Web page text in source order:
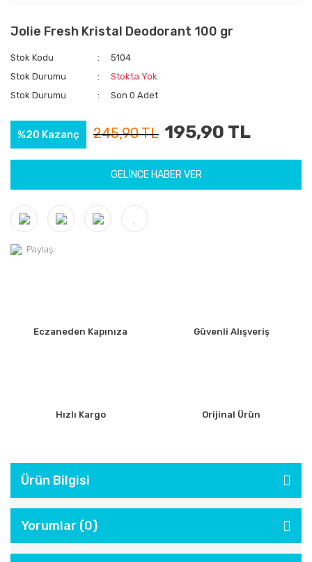
Jolie Fresh Kristal Deodorant 100 gr
Stok Kodu
5104
Stok Durumu
Stokta Yok
Stok Durumu
Son 0 Adet
%20 Kazanç 245,90 TL 195,90 TL
GELİNCE HABER VER
Paylaş
Eczaneden Kapınıza Güvenli Alışveriş
Hızlı Kargo Orijinal Ürün
Ürün Bilgisi
Yorumlar (0)